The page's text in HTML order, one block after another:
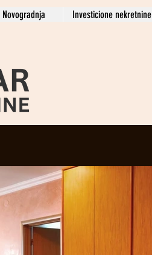
Novogradnja Investicione nekretnine